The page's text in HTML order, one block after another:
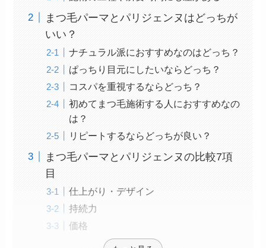
まつ毛パーマとパリジェンヌはどっちが
いい？
ナチュラル派におすすめなのはどっち？
ぱっちり目元にしたいならどっち？
コスパを重視するならどっち？
初めてまつ毛施術する人におすすめなの
は？
リピートするならどっちが良い？
まつ毛パーマとパリジェンヌの比較7項
目
仕上がり・デザイン
持続力
価格